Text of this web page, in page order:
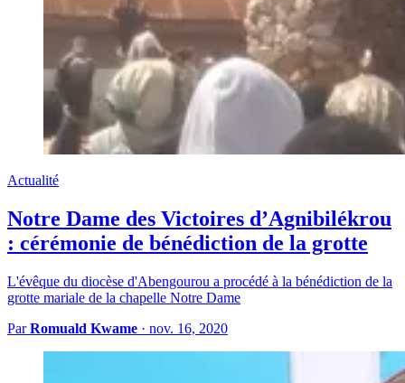
Actualité
Notre Dame des Victoires d’Agnibilékrou
: cérémonie de bénédiction de la grotte
L'évêque du diocèse d'Abengourou a procédé à la bénédiction de la
grotte mariale de la chapelle Notre Dame
ParRomuald Kwame · nov. 16, 2020